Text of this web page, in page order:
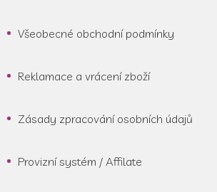
Všeobecné obchodní podmínky
Reklamace a vrácení zboží
Zásady zpracování osobních údajů
Provizní systém / Affilate